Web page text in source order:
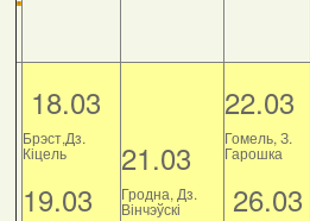
18.03
Брэст,Дз.
Кіцель
19.03
21.03
Гродна, Дз.
Вінчэўскі
22.03
Гомель, З.
Гарошка
26.03